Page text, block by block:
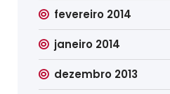
fevereiro 2014
janeiro 2014
dezembro 2013